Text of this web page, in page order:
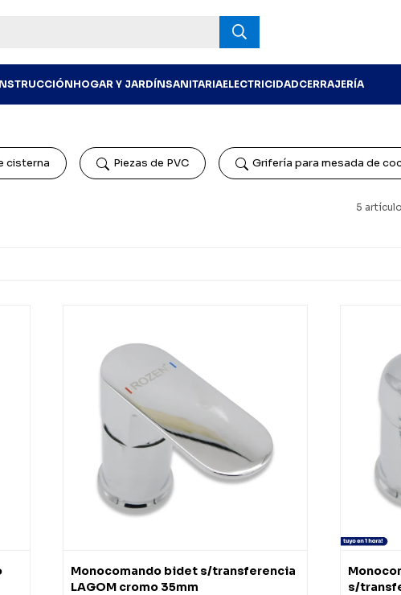
HOGAR Y JARDÍNSANITARIAELECTRICIDADCERRAJERÍA
cisterna Piezas de PVC Grifería para mesada de
5
Monocomando bidet s/transferencia
LAGOM cromo 35mm
s/